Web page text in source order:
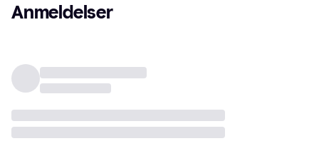
Anmeldelser